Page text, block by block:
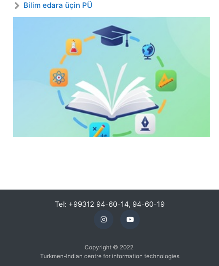
Bilim edara üçin PÜ
Tel: +99312 94-60-14, 94-60-19
Copyright © 2022
Turkmen-Indian centre for information technologies